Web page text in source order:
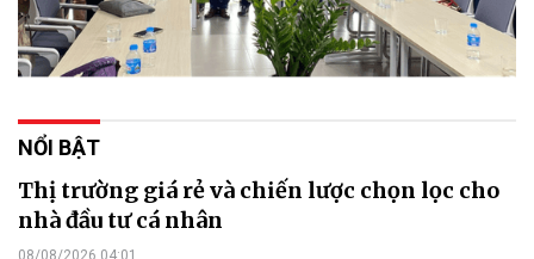
NỔI BẬT
Thị trường giá rẻ và chiến lược chọn lọc cho
nhà đầu tư cá nhân
08/08/2026 04:01